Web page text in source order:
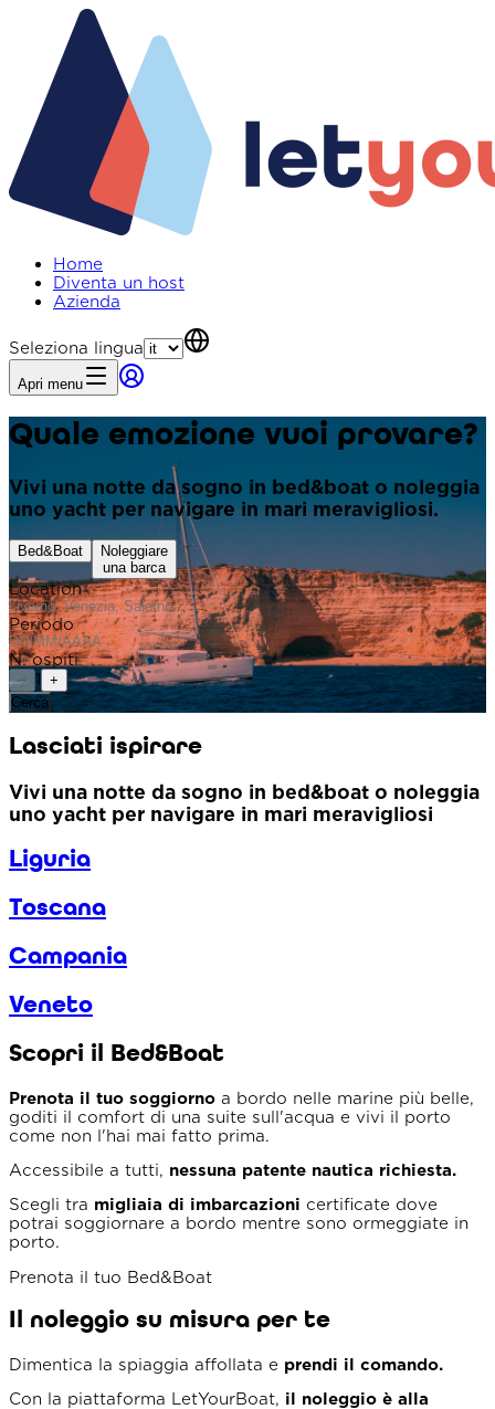
Home
Diventa un host
Azienda
Seleziona lingua
Apri menu
Quale emozione vuoi provare?
Vivi una notte da sogno in bed&boat o noleggia
uno yacht per navigare in mari meravigliosi.
Bed&Boat
Noleggiare
una barca
Location
Periodo
N. ospiti
− 1 +
Cerca
Lasciati ispirare
Vivi una notte da sogno in bed&boat o noleggia
uno yacht per navigare in mari meravigliosi
Liguria
Toscana
Campania
Veneto
Scopri il Bed&Boat
Prenota il tuo soggiorno a bordo nelle marine più belle,
goditi il comfort di una suite sull'acqua e vivi il porto
come non l'hai mai fatto prima.
Accessibile a tutti, nessuna patente nautica richiesta.
Scegli tra migliaia di imbarcazioni certificate dove
potrai soggiornare a bordo mentre sono ormeggiate in
porto.
Prenota il tuo Bed&Boat
Il noleggio su misura per te
Dimentica la spiaggia affollata e prendi il comando.
Con la piattaforma LetYourBoat, il noleggio è alla